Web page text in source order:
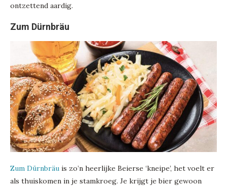
ontzettend aardig.
Zum Dürnbräu
Zum Dürnbräu is zo’n heerlijke Beierse ‘kneipe’, het voelt er
als thuiskomen in je stamkroeg. Je krijgt je bier gewoon